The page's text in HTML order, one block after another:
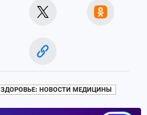
ЗДОРОВЬЕ: НОВОСТИ МЕДИЦИНЫ